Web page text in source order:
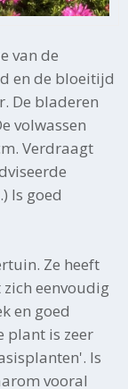
van de
en de bloeitijd
De bladeren
volwassen
Verdraagt
Is goed
Ze heeft
eenvoudig
en goed
plant is zeer
Is
vooral